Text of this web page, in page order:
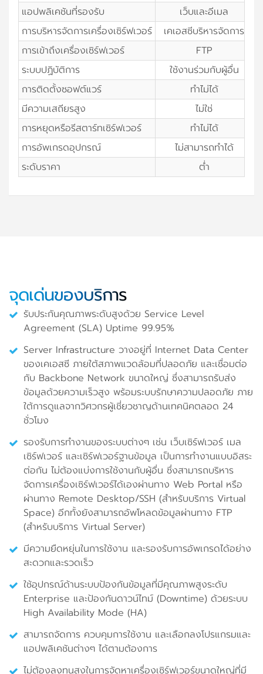
แอปพลิเคชันที่รองรับ
เว็บและอีเมล
การบริหารจัดการเครื่องเซิร์ฟเวอร์
เคเอสซีบริหารจัดการ
การเข้าถึงเครื่องเซิร์ฟเวอร์
FTP
ระบบปฏิบัติการ
ใช้งานร่วมกับผู้อื่น
การติดตั้งซอฟต์แวร์
ทำไม่ได้
มีความเสถียรสูง
ไม่ใช่
การหยุดหรือรีสตาร์ทเซิร์ฟเวอร์
ทำไม่ได้
การอัพเกรดอุปกรณ์
ไม่สามารถทำได้
ระดับราคา
ต่ำ
จุดเด่นของบริการ
รับประกันคุณภาพระดับสูงด้วย Service Level
Agreement (SLA) Uptime 99.95%
Server Infrastructure วางอยู่ที่ Internet Data Center
ของเคเอสซี ภายใต้สภาพแวดล้อมที่ปลอดภัย และเชื่อมต่อ
กับ Backbone Network ขนาดใหญ่ ซึ่งสามารถรับส่ง
ข้อมูลด้วยความเร็วสูง พร้อมระบบรักษาความปลอดภัย ภาย
ใต้การดูแลจากวิศวกรผู้เชี่ยวชาญด้านเทคนิคตลอด 24
ชั่วโมง
รองรับการทำงานของระบบต่างๆ เช่น เว็บเซิร์ฟเวอร์ เมล
เซิร์ฟเวอร์ และเซิร์ฟเวอร์ฐานข้อมูล เป็นการทำงานแบบอิสระ
ต่อกัน ไม่ต้องแบ่งการใช้งานกับผู้อื่น ซึ่งสามารถบริหาร
จัดการเครื่องเซิร์ฟเวอร์ได้เองผ่านทาง Web Portal หรือ
ผ่านทาง Remote Desktop/SSH (สำหรับบริการ Virtual
Space) อีกทั้งยังสามารถอัพโหลดข้อมูลผ่านทาง FTP
(สำหรับบริการ Virtual Server)
มีความยืดหยุ่นในการใช้งาน และรองรับการอัพเกรดได้อย่าง
สะดวกและรวดเร็ว
ใช้อุปกรณ์ด้านระบบป้องกันข้อมูลที่มีคุณภาพสูงระดับ
Enterprise และป้องกันดาวน์ไทม์ (Downtime) ด้วยระบบ
High Availability Mode (HA)
สามารถจัดการ ควบคุมการใช้งาน และเลือกลงโปรแกรมและ
แอปพลิเคชันต่างๆ ได้ตามต้องการ
ไม่ต้องลงทุนสูงในการจัดหาเครื่องเซิร์ฟเวอร์ขนาดใหญ่ที่มี